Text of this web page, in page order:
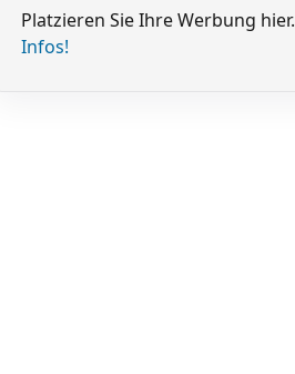
Platzieren Sie Ihre Werbung hier.
Infos!